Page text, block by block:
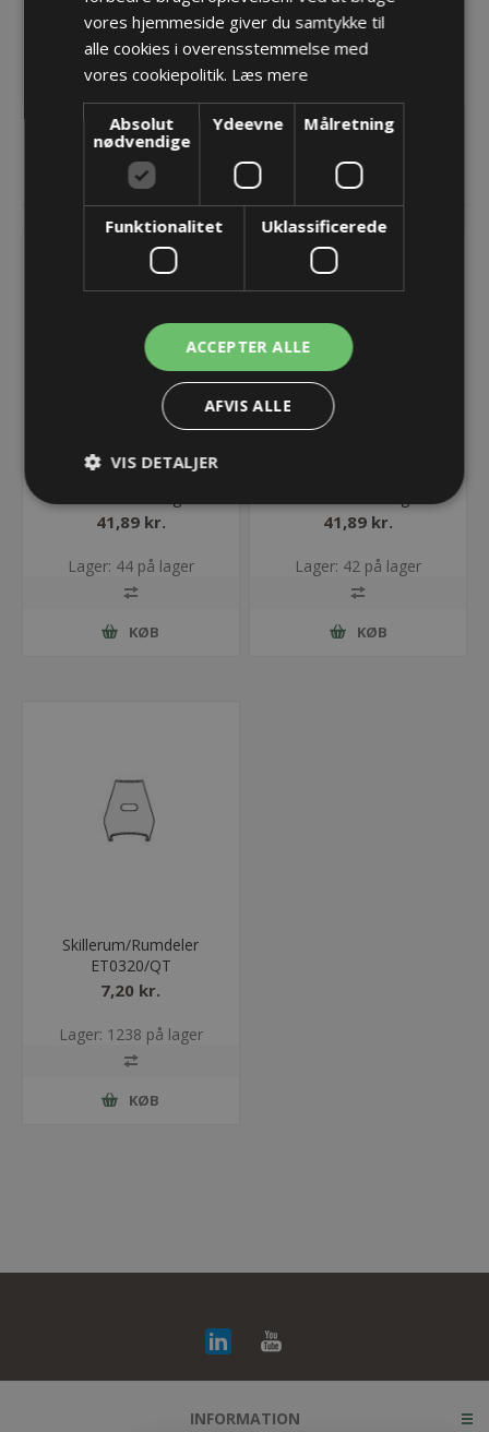
QuickTrax energikæde - 0320.040
Indvendig
Bi=15
RELATEREDE PRODUKTER
Endebeslag inkl.
ET0320/QT0320/UA1320
41,89 kr.
Lager: 44 på lager
KØB
ET0320/QT0320/UA1320
41,89 kr.
Lager: 42 på lager
KØB
Skillerum/Rumdeler
ET0320/QT
7,20 kr.
Lager: 1238 på lager
KØB
INFORMATION
vores hjemmeside giver du samtykke til
alle cookies i overensstemmelse med
vores cookiepolitik. Læs mere
Absolut
nødvendige
Ydeevne Målretning
Funktionalitet Uklassificerede
ACCEPTER ALLE
AFVIS ALLE
VIS DETALJER